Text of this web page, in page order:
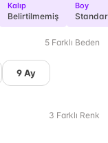
Kalıp
Belirtilmemiş
Boy
5 Farklı Beden
9 Ay
3 Farklı Renk